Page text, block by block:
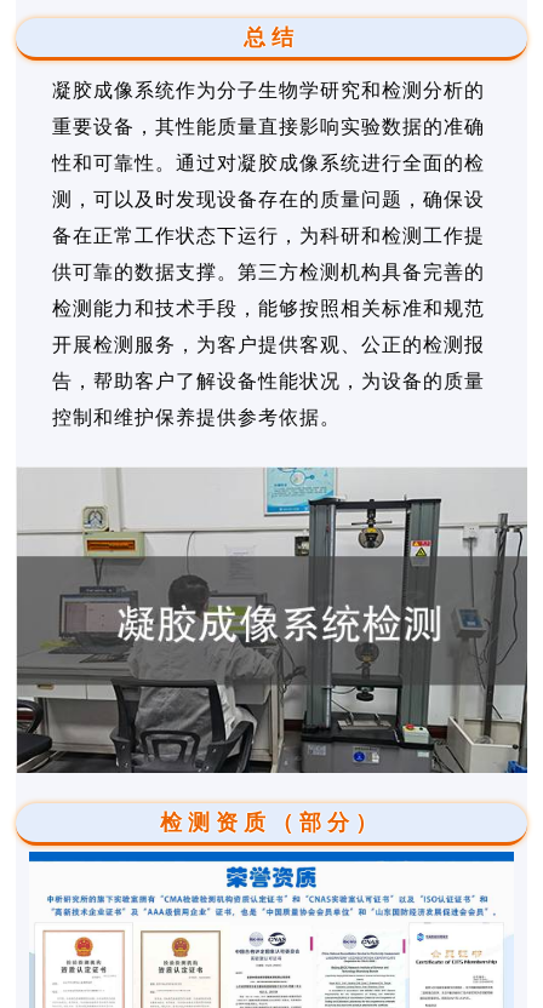
总结
凝胶成像系统作为分子生物学研究和检测分析的
重要设备，其性能质量直接影响实验数据的准确
性和可靠性。通过对凝胶成像系统进行全面的检
测，可以及时发现设备存在的质量问题，确保设
备在正常工作状态下运行，为科研和检测工作提
供可靠的数据支撑。第三方检测机构具备完善的
检测能力和技术手段，能够按照相关标准和规范
开展检测服务，为客户提供客观、公正的检测报
告，帮助客户了解设备性能状况，为设备的质量
控制和维护保养提供参考依据。
检测资质（部分）